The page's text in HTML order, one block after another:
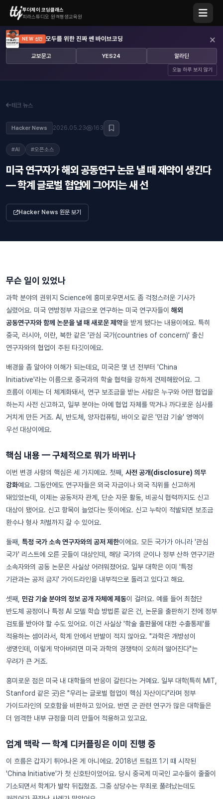
투더제이 코딩클래스
피라스튜디오 원격평생교육원
NEW 신간 모두를 위한 진짜 쎈 바이브코딩
교보문고 YES24 알라딘
오늘 하루 보지 않기
×
테크 뉴스
Hacker News 2026.05.23 163
#AI #오픈소스
미국 연구자가 해외 공동연구 논문 낼 때 제약이 생긴다
— 학계 글로벌 협업에 그어지는 새 선
Hacker News 원문 보기
무슨 일이 있었나
과학 분야의 권위지 Science에 흥미로우면서도 좀 걱정스러운 기사가
실렸어요. 미국 연방정부 자금으로 연구하는 미국 연구자들이 해외
공동연구자와 함께 논문을 낼 때 새로운 제약을 받게 됐다는 내용이에요. 특히
중국, 러시아, 이란, 북한 같은 '관심 국가(countries of concern)' 출신
연구자와의 협업이 주된 타깃이에요.
배경을 좀 알아야 이해가 되는데요, 미국은 몇 년 전부터 'China
Initiative'라는 이름으로 중국과의 학술 협력을 강하게 견제해왔어요. 그
흐름이 이제는 더 체계화돼서, 연구 보조금을 받는 사람은 누구와 어떤 협업을
하는지 사전 신고하고, 일부 분야는 아예 협업 자체를 막거나 까다로운 심사를
거치게 만든 거죠. AI, 반도체, 양자컴퓨팅, 바이오 같은 '민감 기술' 영역이
우선 대상이에요.
핵심 내용 — 구체적으로 뭐가 바뀌나
이번 변경 사항의 핵심은 세 가지예요. 첫째, 사전 공개(disclosure) 의무
강화예요. 그동안에도 연구자들은 외국 자금이나 외국 직위를 신고하게
돼있었는데, 이제는 공동저자 관계, 단순 자문 활동, 비공식 협력까지도 신고
대상이 됐어요. 신고 항목이 늘었다는 뜻이에요. 신고 누락이 적발되면 보조금
환수나 형사 처벌까지 갈 수 있어요.
둘째, 특정 국가 소속 연구자와의 공저 제한이에요. 모든 국가가 아니라 '관심
국가' 리스트에 오른 곳들이 대상인데, 해당 국가의 군이나 정부 산하 연구기관
소속자와의 공동 논문은 사실상 어려워졌어요. 일부 대학은 이미 '특정
기관과는 공저 금지' 가이드라인을 내부적으로 돌리고 있다고 해요.
셋째, 민감 기술 분야의 정보 공개 자체에 제동이 걸려요. 예를 들어 최첨단
반도체 공정이나 특정 AI 모델 학습 방법론 같은 건, 논문을 출판하기 전에 정부
검토를 받아야 할 수도 있어요. 이건 사실상 '학술 출판물에 대한 수출통제'를
적용하는 셈이라서, 학계 안에서 반발이 적지 않아요. "과학은 개방성이
생명인데, 이렇게 막아버리면 미국 과학의 경쟁력이 오히려 떨어진다"는
우려가 큰 거죠.
흥미로운 점은 미국 내 대학들의 반응이 갈린다는 거예요. 일부 대학(특히 MIT,
Stanford 같은 곳)은 "우리는 글로벌 협업이 핵심 자산이다"라며 정부
가이드라인의 모호함을 비판하고 있어요. 반면 군 관련 연구가 많은 대학들은
더 엄격한 내부 규정을 미리 만들어 적용하고 있고요.
업계 맥락 — 학계 디커플링은 이미 진행 중
이 흐름은 갑자기 튀어나온 게 아니에요. 2018년 트럼프 1기 때 시작된
'China Initiative'가 첫 신호탄이었어요. 당시 중국계 미국인 교수들이 줄줄이
기소되면서 학계가 발칵 뒤집혔죠. 그중 상당수는 무죄로 풀려났는데도